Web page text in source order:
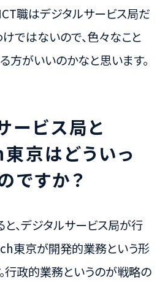
ICT職はデジタルサービス局だ
ではないので、色々なこと
方がいいのかなと思います。
ービス局と
京はどういっ
ですか？
と、デジタルサービス局が行
東京が開発的業務という形
行政的業務というのが戦略の